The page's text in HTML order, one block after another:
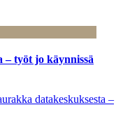
työt jo käynnissä
datakeskuksesta –